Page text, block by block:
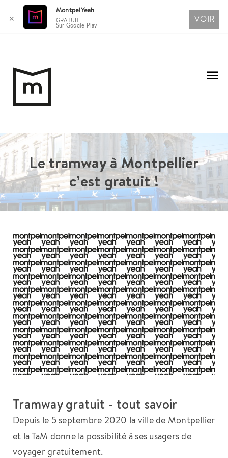
contenu
Le tramway à Montpellier
c’est gratuit !
Tramway gratuit - tout savoir
Depuis le 5 septembre 2020 la ville de Montpellier
et la TaM donne la possibilité à ses usagers de
voyager gratuitement.
✕
MontpelYeah
GRATUIT
Sur Google Play
VOIR